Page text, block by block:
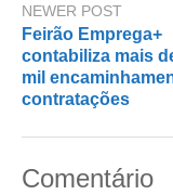
NEWER POST
Feirão Emprega+
contabiliza mais
mil
contratações
Comentário